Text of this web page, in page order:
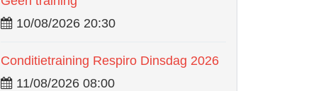
10/08/2026 20:30
Conditietraining Respiro Dinsdag 2026
11/08/2026 08:00